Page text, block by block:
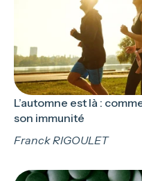
L’automne est là :
son immunité
Franck RIGOULET